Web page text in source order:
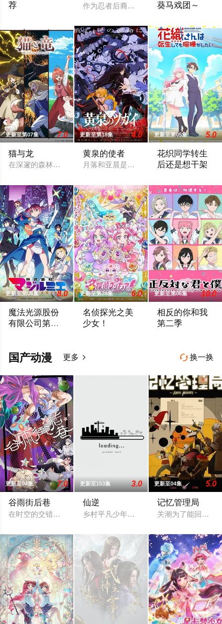
荐
作为忍者后裔被祖父抚养长大、拥有与动
葵马戏团～
更新至第07集 7.0
猫与龙
在深邃的森林深处，一只会喷火的龙，与一群能操纵魔法的猫
更新至第18集 4.0
黄泉的使者
月落和亚晨是一对双胞胎兄妹，他们在一
更新至第05集 5.0
花织同学转生
后还是想干架
更新至第06集 8.0
魔法光源股份
有限公司第二
更新至第28集 6.0
名侦探光之美
少女！
更新至第06集 10.0
相反的你和我
第二季
 换一换
国产动漫 更多 
更新至04集 7.0
谷雨街后巷
在时空的交错点开着一间酒馆——谷雨街后巷。 无论城市的角落
更新至153集 3.0
仙逆
乡村平凡少年王林，为了心中不屈的信念
更新至04集 5.0
记忆管理局
关潮为了能回到过